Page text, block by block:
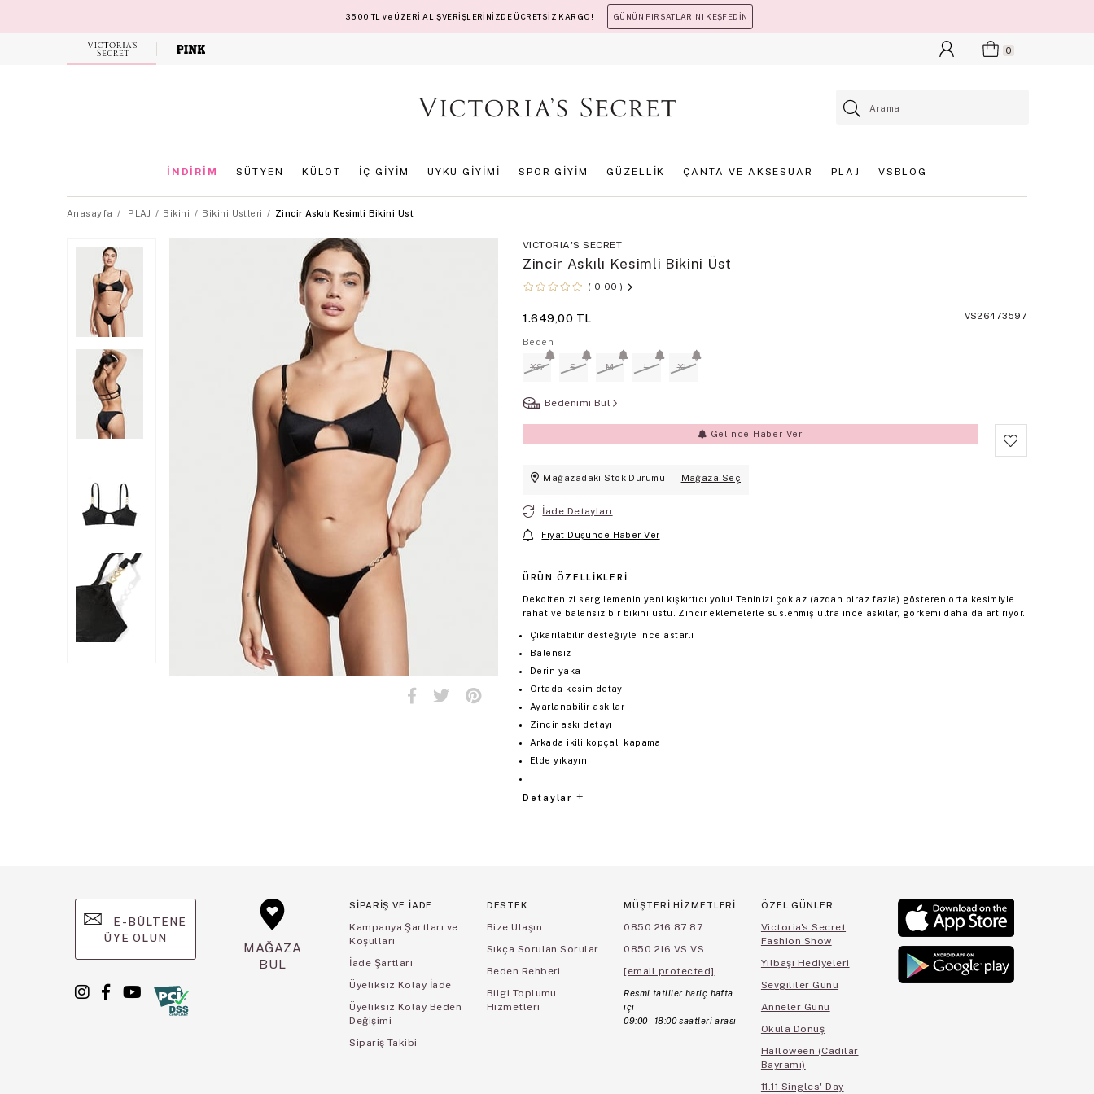
3500 TL ve ÜZERİ ALIŞVERİŞLERİNİZDE ÜCRETSİZ KARGO! GÜNÜN FIRSATLARINI KEŞFEDİN
Victoria's
Secret
0
İNDİRİM SÜTYEN KÜLOT İÇ GİYİM UYKU GİYİMİ SPOR GİYİM GÜZELLİK ÇANTA VE AKSESUAR PLAJ VSBLOG
Anasayfa PLAJ Bikini Bikini Üstleri Zincir Askılı Kesimli Bikini Üst
VICTORIA'S SECRET
Zincir Askılı Kesimli Bikini Üst
0,00
1.649,00 TL VS26473597
Beden
XS S M L XL
Bedenimi Bul
Gelince Haber Ver
Mağazadaki Stok Durumu Mağaza Seç
İade Detayları
Fiyat Düşünce Haber Ver
ÜRÜN ÖZELLIKLERI
Dekoltenizi sergilemenin yeni kışkırtıcı yolu! Teninizi çok az (azdan biraz fazla) gösteren orta kesimiyle
rahat ve balensiz bir bikini üstü. Zincir eklemelerle süslenmiş ultra ince askılar, görkemi daha da artırıyor.
Çıkarılabilir desteğiyle ince astarlı
Balensiz
Derin yaka
Ortada kesim detayı
Ayarlanabilir askılar
Zincir askı detayı
Arkada ikili kopçalı kapama
Elde yıkayın
Detaylar
E-BÜLTENE
ÜYE OLUN
MAĞAZA
BUL
SİPARİŞ VE İADE
Kampanya Şartları ve
Koşulları
İade Şartları
Üyeliksiz Kolay İade
Üyeliksiz Kolay Beden
Değişimi
Sipariş Takibi
DESTEK
Bize Ulaşın
Sıkça Sorulan Sorular
Beden Rehberi
Bilgi Toplumu
Hizmetleri
MÜŞTERİ HİZMETLERİ
0850 216 87 87
0850 216 VS VS
[email protected]
Resmi tatiller hariç hafta
içi
09:00 - 18:00 saatleri arası
ÖZEL GÜNLER
Victoria's Secret
Fashion Show
Yılbaşı Hediyeleri
Sevgililer Günü
Anneler Günü
Okula Dönüş
Halloween (Cadılar
Bayramı)
11.11 Singles' Day